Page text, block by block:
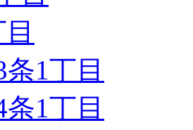
1丁目
1丁目